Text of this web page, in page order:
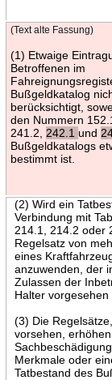
(Text alte Fassung)
(1) Etwaige
Betroffenen im
Bußgeldkatalog
berücksichtigt,
den Nummern
241.2, 242.1 und
Bußgeldkatalogs
bestimmt ist.
(2) Wird ein
Verbindung mit
214.1, 214.2 oder
Regelsatz von
eines
anzuwenden, der
Zulassen der
Halter vorgesehen
(3) Die
vorsehen,
Merkmale oder
Tatbestand des